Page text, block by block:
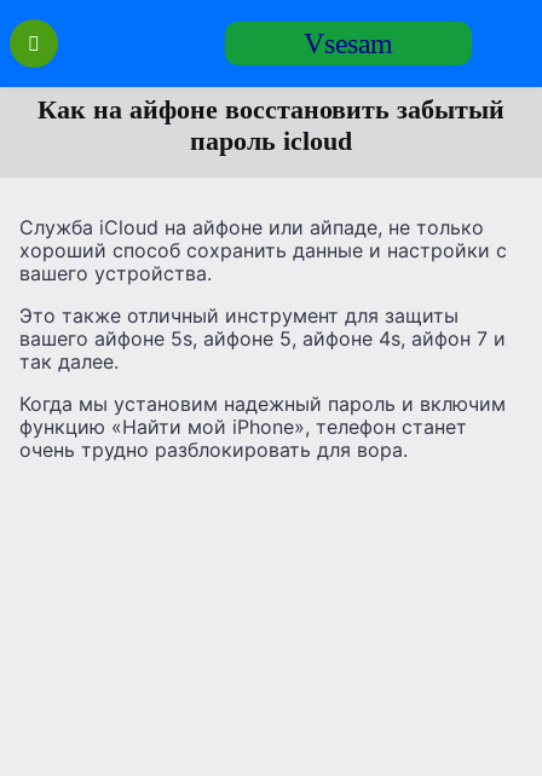
Перейти
содержанию
Vsesam
Как на айфоне восстановить забытый
пароль icloud
Служба iCloud на айфоне или айпаде, не только
хороший способ сохранить данные и настройки с
вашего устройства.
Это также отличный инструмент для защиты
вашего айфоне 5s, айфоне 5, айфоне 4s, айфон 7 и
так далее.
Когда мы установим надежный пароль и включим
функцию «Найти мой iPhone», телефон станет
очень трудно разблокировать для вора.